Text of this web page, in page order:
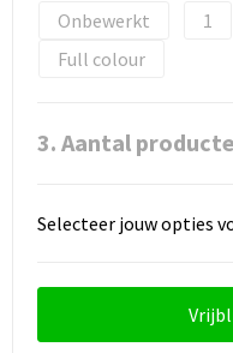
Onbewerkt
1
Full colour
3. Aantal
Selecteer jouw opties